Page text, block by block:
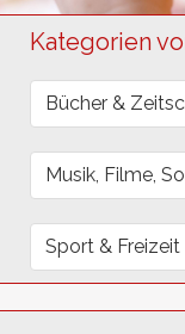
Kategorien
Bücher &
Musik, Filme,
Sport & Freizeit